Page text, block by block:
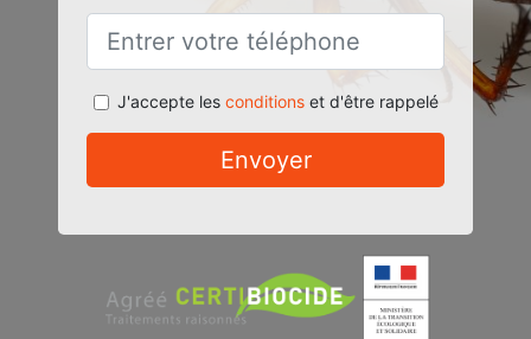
J'accepte les conditionset d'être rappelé
Envoyer